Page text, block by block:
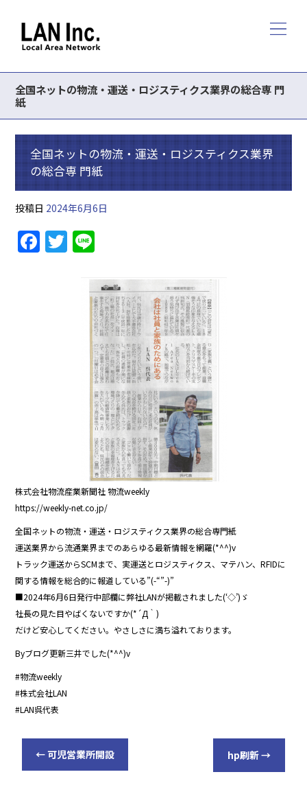
全国ネットの物流・運送・ロジスティクス業界の総合専 門
紙
全国ネットの物流・運送・ロジスティクス業界
の総合専 門紙
投稿日 2024年6月6日
F
a
T
w
e
株式会社物流産業新聞社 物流weekly
https://weekly-net.co.jp/
全国ネットの物流・運送・ロジスティクス業界の総合専門紙
運送業界から流通業界までのあらゆる最新情報を網羅(*^^)v
トラック運送からSCMまで、実運送とロジスティクス、マテハン、RFIDに
関する情報を総合的に報道している”(-“”-)”
■2024年6月6日発行中部欄に弊社LANが掲載されました(‘◇’)ゞ
社長の見た目やばくないですか(*´Д｀)
だけど安心してください。やさしさに満ち溢れております。
Byブログ更新三井でした(*^^)v
#物流weekly
#株式会社LAN
#LAN呉代表
←可児営業所開設 hp刷新→